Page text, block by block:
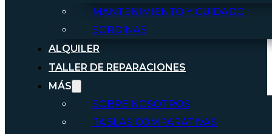
MANTENIMIENTO Y CUIDADO
SORDINAS
ALQUILER
TALLER DE REPARACIONES
MÁS
SOBRE NOSOTROS
TABLAS COMPARATIVAS